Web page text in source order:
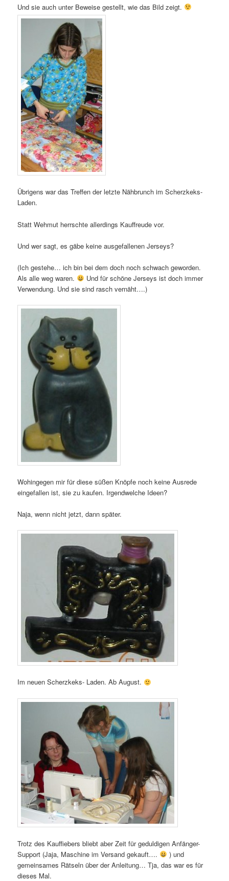
Und sie auch unter Beweise gestellt, wie das Bild zeigt.
Übrigens war das Treffen der letzte Nähbrunch im Scherzkeks-
Laden.
Statt Wehmut herrschte allerdings Kauffreude vor.
Und wer sagt, es gäbe keine ausgefallenen Jerseys?
(Ich gestehe… ich bin bei dem doch noch schwach geworden.
Als alle weg waren.
Und für schöne Jerseys ist doch immer
Verwendung. Und sie sind rasch vernäht….)
Wohingegen mir für diese süßen Knöpfe noch keine Ausrede
eingefallen ist, sie zu kaufen. Irgendwelche Ideen?
Naja, wenn nicht jetzt, dann später.
Im neuen Scherzkeks- Laden. Ab August.
Trotz des Kauffiebers bliebt aber Zeit für geduldigen Anfänger-
Support (Jaja, Maschine im Versand gekauft….
) und
gemeinsames Rätseln über der Anleitung… Tja, das war es für
dieses Mal.